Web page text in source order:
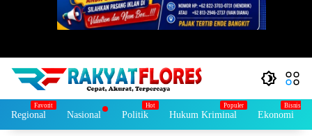
Regional Nasional Politik Hukum Kriminal Ekonomi